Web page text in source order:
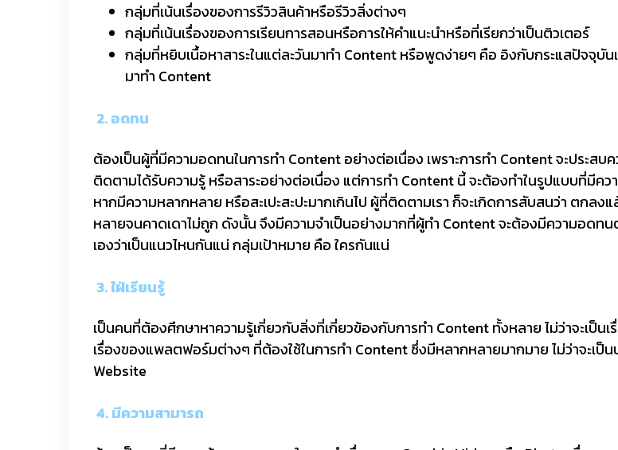
กลุ่มที่เน้นเรื่องของการรีวิวสินค้าหรือรีวิวสิ่งต่างๆ
กลุ่มที่เน้นเรื่องของการเรียนการสอนหรือการให้คำแนะนำหรือที่เรียกว่าเป็นติวเตอร์
กลุ่มที่หยิบเนื้อหาสาระในแต่ละวันมาทำ Content หรือพูดง่ายๆ คือ อิงกับกระแสปัจจุบั
มาทำ Content
2. อดทน
ต้องเป็นผู้ที่มีความอดทนในการทำ Content อย่างต่อเนื่อง เพราะการทำ Content จะประสบ
ติดตามได้รับความรู้ หรือสาระอย่างต่อเนื่อง แต่การทำ Content นี้ จะต้องทำในรูปแบบที่มีควา
หากมีความหลากหลาย หรือสะเปะสะปะมากเกินไป ผู้ที่ติดตามเรา ก็จะเกิดการสับสนว่า ตกลง
หลายจนคาดเดาไม่ถูก ดังนั้น จึงมีความจำเป็นอย่างมากที่ผู้ทำ Content จะต้องมีความอดท
เองว่าเป็นแนวไหนกันแน่ กลุ่มเป้าหมาย คือ ใครกันแน่
3. ใฝ่เรียนรู้
เป็นคนที่ต้องศึกษาหาความรู้เกี่ยวกับสิ่งที่เกี่ยวข้องกับการทำ Content ทั้งหลาย ไม่ว่าจะเป็น
เรื่องของแพลตฟอร์มต่างๆ ที่ต้องใช้ในการทำ Content ซึ่งมีหลากหลายมากมาย ไม่ว่าจะเป็
Website
4. มีความสามารถ